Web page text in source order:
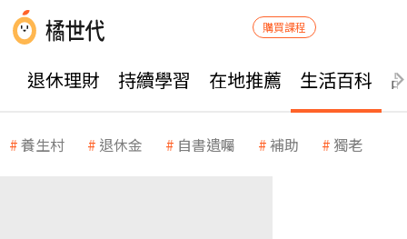
購買課程
退休理財 持續學習 在地推薦 生活百科
養生村 退休金 自書遺囑 補助 獨老